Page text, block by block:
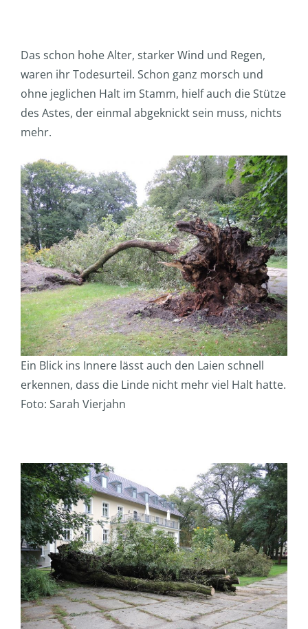
Das schon hohe Alter, starker Wind und Regen,
waren ihr Todesurteil. Schon ganz morsch und
ohne jeglichen Halt im Stamm, hielf auch die Stütze
des Astes, der einmal abgeknickt sein muss, nichts
mehr.
Ein Blick ins Innere lässt auch den Laien schnell
erkennen, dass die Linde nicht mehr viel Halt hatte.
Foto: Sarah Vierjahn